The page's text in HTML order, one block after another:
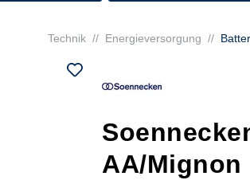
Technik // Energieversorgung //
AA/Mignon